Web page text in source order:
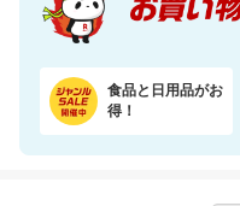
食品と日用品がお
得！